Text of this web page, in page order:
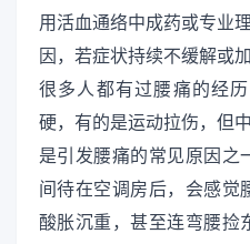
用活血通络中成药或专业
因，若症状持续不缓解或
很多人都有过腰痛的经
硬，有的是运动拉伤，但
是引发腰痛的常见原因之
间待在空调房后，会感觉
酸胀沉重，甚至连弯腰捡